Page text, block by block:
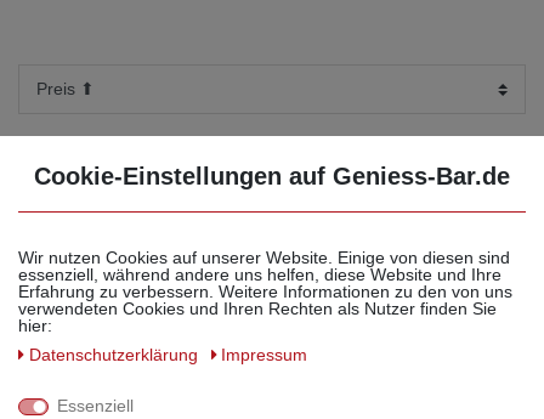
zurück zu Brände & Spirituosen
Grappa Prosecco Riserva
holzfassgereifte Spitzengrappa
0.35 Liter19,30 € *
Cookie-Einstellungen auf Geniess-Bar.de
Wir nutzen Cookies auf unserer Website. Einige von diesen sind
essenziell, während andere uns helfen, diese Website und Ihre
Erfahrung zu verbessern. Weitere Informationen zu den von uns
verwendeten Cookies und Ihren Rechten als Nutzer finden Sie
hier:
Daten­schutz­erklärung
Impressum
Essenziell